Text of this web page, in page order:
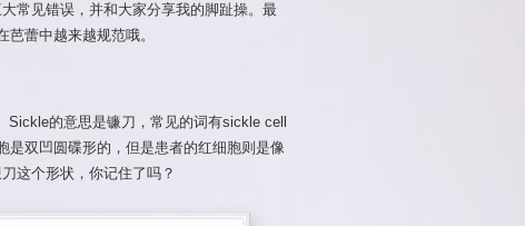
常见错误，并和大家分享我的脚趾操。最
蕾中越来越规范哦。
的意思是镰刀，常见的词有sickle cell
是双凹圆碟形的，但是患者的红细胞则是像
这个形状，你记住了吗？